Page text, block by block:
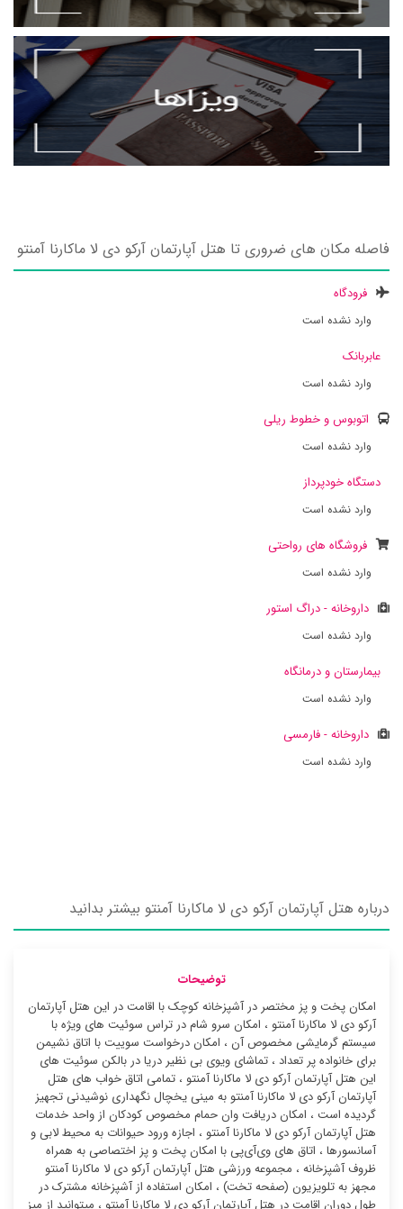
فاصله مکان های ضروری تا هتل آپارتمان آرکو دی لا ماکارنا آمنتو
فرودگاه
وارد نشده است
عابربانک
وارد نشده است
اتوبوس و خطوط ریلی
وارد نشده است
دستگاه خودپرداز
وارد نشده است
فروشگاه های رواحتی
وارد نشده است
داروخانه - دراگ استور
وارد نشده است
بیمارستان و درمانگاه
وارد نشده است
داروخانه - فارمسی
وارد نشده است
درباره هتل آپارتمان آرکو دی لا ماکارنا آمنتو بیشتر بدانید
توضیحات
امکان پخت و پز مختصر در آشپزخانه کوچک با اقامت در این هتل آپارتمان
آرکو دی لا ماکارنا آمنتو ، امکان سرو شام در تراس سوئیت ‌های ویژه با
سیستم گرمایشی مخصوص آن ، امکان درخواست سوییت با اتاق نشیمن
برای خانواده پر تعداد ، تماشای ویوی بی نظیر دریا در بالکن سوئیت ‌های
این هتل آپارتمان آرکو دی لا ماکارنا آمنتو ، تمامی اتاق خواب های هتل
آپارتمان آرکو دی لا ماکارنا آمنتو به مینی یخچال نگهداری نوشیدنی تجهیز
گردیده است ، امکان دریافت وان حمام مخصوص کودکان از واحد خدمات
هتل آپارتمان آرکو دی لا ماکارنا آمنتو ، اجازه ورود حیوانات به محیط لابی و
آسانسورها ، اتاق های وی‌آی‌پی با امکان پخت و پز اختصاصی به همراه
ظروف آشپزخانه ، مجموعه ورزشی هتل آپارتمان آرکو دی لا ماکارنا آمنتو
مجهز به تلویزیون (صفحه تخت) ، امکان استفاده از آشپزخانه مشترک در
طول دوران اقامت در هتل آپارتمان آرکو دی لا ماکارنا آمنتو ، میتوانید از میز